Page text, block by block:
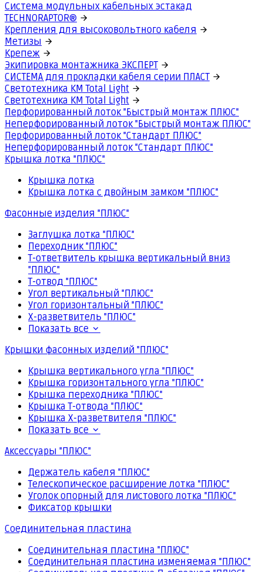
Система модульных кабельных эстакад
TECHNORAPTOR®
Крепления для высоковольтного кабеля
Метизы
Крепеж
Экипировка монтажника ЭКСПЕРТ
СИСТЕМА для прокладки кабеля серии ПЛАСТ
Светотехника КМ Total Light
Светотехника КМ Total Light
Перфорированный лоток "Быстрый монтаж ПЛЮС"
Неперфорированный лоток "Быстрый монтаж ПЛЮС"
Перфорированный лоток "Стандарт ПЛЮС"
Неперфорированный лоток "Стандарт ПЛЮС"
Крышка лотка "ПЛЮС"
Крышка лотка
Крышка лотка с двойным замком "ПЛЮС"
Фасонные изделия "ПЛЮС"
Заглушка лотка "ПЛЮС"
Переходник "ПЛЮС"
Т-ответвитель крышка вертикальный вниз
"ПЛЮС"
Т-отвод "ПЛЮС"
Угол вертикальный "ПЛЮС"
Угол горизонтальный "ПЛЮС"
Х-разветвитель "ПЛЮС"
Показать все
Крышки фасонных изделий "ПЛЮС"
Крышка вертикального угла "ПЛЮС"
Крышка горизонтального угла "ПЛЮС"
Крышка переходника "ПЛЮС"
Крышка Т-отвода "ПЛЮС"
Крышка Х-разветвителя "ПЛЮС"
Показать все
Аксессуары "ПЛЮС"
Держатель кабеля "ПЛЮС"
Телескопическое расширение лотка "ПЛЮС"
Уголок опорный для листового лотка "ПЛЮС"
Фиксатор крышки
Соединительная пластина
Соединительная пластина "ПЛЮС"
Соединительная пластина изменяемая "ПЛЮС"